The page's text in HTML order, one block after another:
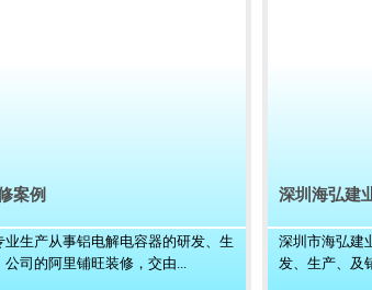
案例
生产从事铝电解电容器的研发、生
司的阿里铺旺装修，交由...
深圳海弘建
深圳市海弘建
发、生产、及